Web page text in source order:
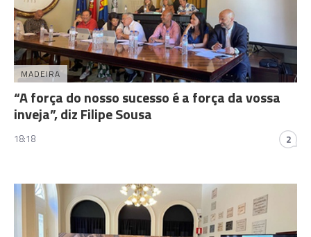
MADEIRA
“A força do nosso sucesso é a força da vossa
inveja”, diz Filipe Sousa
18:18 2